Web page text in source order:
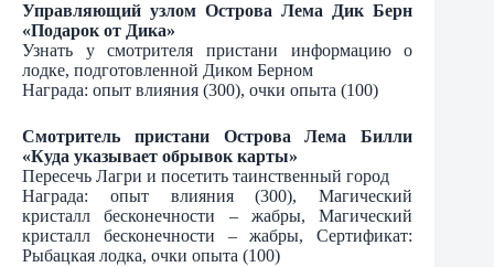
Управляющий узлом Острова Лема Дик Берн
«Подарок от Дика»
Узнать у смотрителя пристани информацию о
лодке, подготовленной Диком Берном
Награда: опыт влияния (300), очки опыта (100)
Смотритель пристани Острова Лема Билли
«Куда указывает обрывок карты»
Пересечь Лагри и посетить таинственный город
Награда: опыт влияния (300), Магический
кристалл бесконечности – жабры, Магический
кристалл бесконечности – жабры, Сертификат:
Рыбацкая лодка, очки опыта (100)